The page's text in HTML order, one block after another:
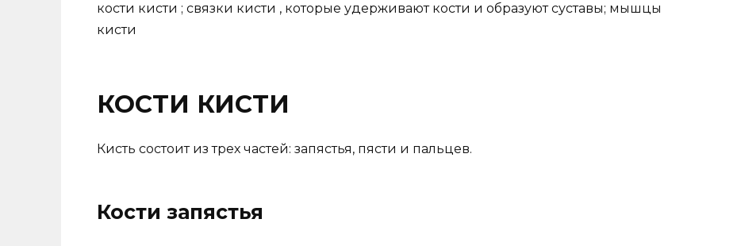
кости кисти ; связки кисти , которые удерживают кости и образуют суставы; мышцы
кисти
КОСТИ КИСТИ
Кисть состоит из трех частей: запястья, пясти и пальцев.
Кости запястья